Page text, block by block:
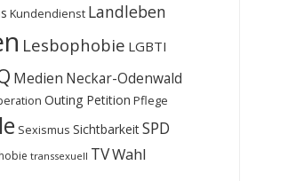
Kundendienst Landleben
Lesbophobie LGBTI
Medien Neckar-Odenwald
Outing Petition Pflege
Sexismus SichtbarkeitSPD
transsexuell TVWahl